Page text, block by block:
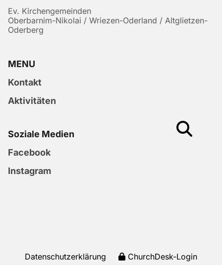
Ev. Kirchengemeinden
Oberbarnim-Nikolai / Wriezen-Oderland / Altglietzen-
Oderberg
MENU
Kontakt
Aktivitäten
Soziale Medien
Facebook
Instagram
Datenschutzerklärung ChurchDesk-Login